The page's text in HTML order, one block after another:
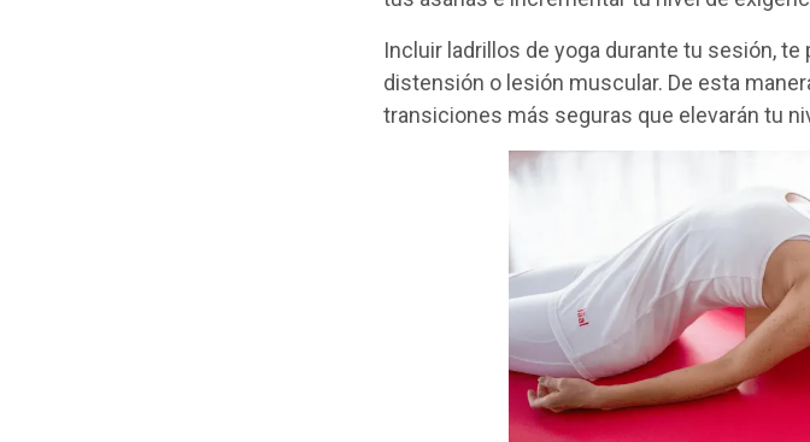
Incluir ladrillos de yoga durante tu sesión,
distensión o lesión muscular. De esta
transiciones más seguras que elevarán tu